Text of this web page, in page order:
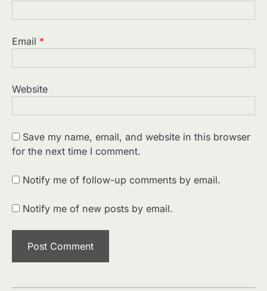
Email *
Website
Save my name, email, and website in this browser
for the next time I comment.
Notify me of follow-up comments by email.
Notify me of new posts by email.
2
शुरुआती दौर की खतरनाक हकीकत
Sonaley Jain